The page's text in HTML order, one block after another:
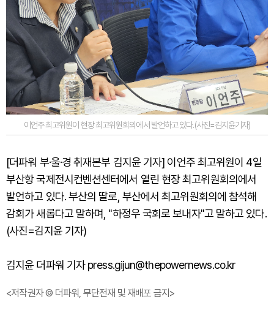
이언주 최고위원이 현장 최고위원회의에서 발언하고 있다.(사진=김지윤기자)
[더파워 부·울·경 취재본부 김지윤 기자] 이언주 최고위원이 4일
부산항 국제전시컨벤션센터에서 열린 현장 최고위원회의에서
발언하고 있다. 부산의 딸로, 부산에서 최고위원회의에 참석해
감회가 새롭다고 말하며, "하정우 국회로 보내자"고 말하고 있다.
(사진=김지윤 기자)
김지윤 더파워 기자 press.gijun@thepowernews.co.kr
<저작권자 © 더파워, 무단전재 및 재배포 금지>